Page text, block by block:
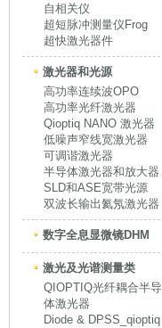
自相关仪
超短脉冲测量仪Frog
超快激光器件
激光器和光源
高功率连续波OPO
高功率光纤激光器
Qioptiq NANO 激光器
低噪声窄线宽激光器
可调谐激光器
半导体激光器和放大器
SLD和ASE宽带光源
双波长输出氦氖激光器
数字全息显微镜DHM
激光及光谱测量类
QIOPTIQ光纤耦合半导
体激光器
Diode & DPSS_qioptiq